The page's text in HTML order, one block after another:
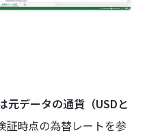
元データの通貨（USDと
証時点の為替レートを参